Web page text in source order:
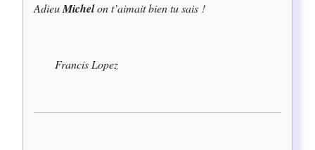
AdieuMichelon t’aimait bien tu sais !
Francis Lopez